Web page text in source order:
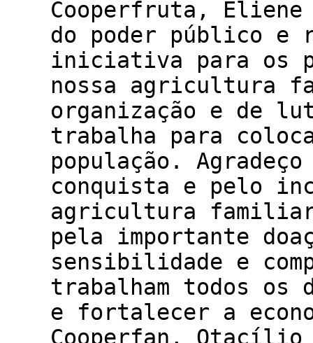
Cooperfruta,
do poder público e
iniciativa para os
nossa agricultura
organização e de
trabalha para
população.
conquista e pelo
agricultura
pela importante
sensibilidade e
trabalham todos os
e fortalecer a
Cooperfan, Otacílio